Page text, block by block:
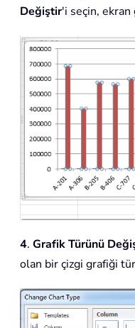
Değiştir'i seçin, ekran
4. Grafik Türünü
olan bir çizgi grafiği